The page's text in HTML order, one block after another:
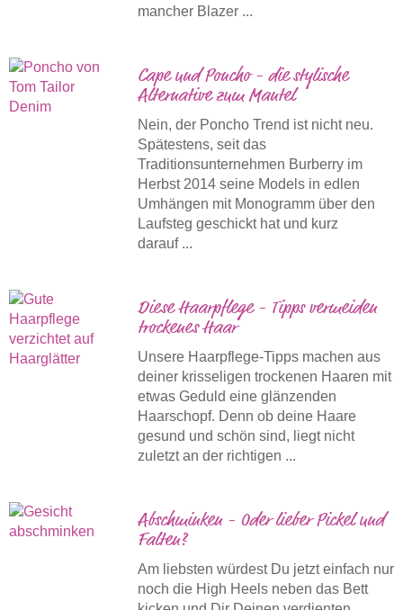
mancher Blazer ...
Cape und Poncho - die stylische
Alternative zum Mantel
Nein, der Poncho Trend ist nicht neu.
Spätestens, seit das
Traditionsunternehmen Burberry im
Herbst 2014 seine Models in edlen
Umhängen mit Monogramm über den
Laufsteg geschickt hat und kurz
darauf ...
Diese Haarpflege - Tipps vermeiden
trockenes Haar
Unsere Haarpflege-Tipps machen aus
deiner krisseligen trockenen Haaren mit
etwas Geduld eine glänzenden
Haarschopf. Denn ob deine Haare
gesund und schön sind, liegt nicht
zuletzt an der richtigen ...
Abschminken - Oder lieber Pickel und
Falten?
Am liebsten würdest Du jetzt einfach nur
noch die High Heels neben das Bett